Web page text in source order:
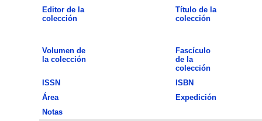
Editor de la
colección
Título de la
colección
Volumen de
la colección
Fascículo
de la
colección
ISSN
ISBN
Área
Expedición
Notas